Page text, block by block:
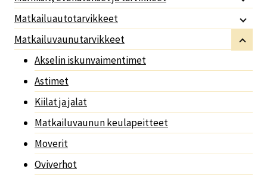
Matkailuautotarvikkeet
Matkailuvaunutarvikkeet
Akselin iskunvaimentimet
Astimet
Kiilat ja jalat
Matkailuvaunun keulapeitteet
Moverit
Oviverhot